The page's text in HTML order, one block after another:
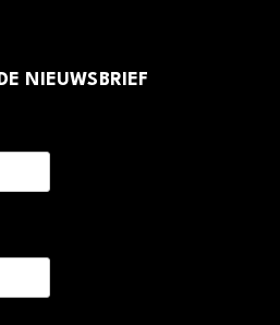
NIEUWSBRIEF